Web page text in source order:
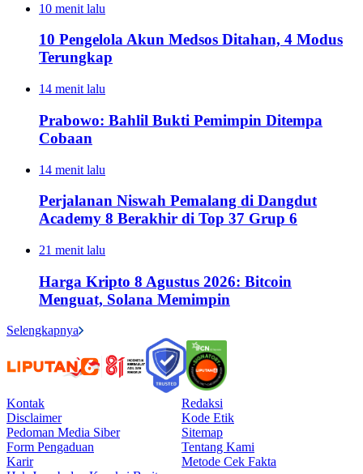
10 menit lalu
10 Pengelola Akun Medsos Ditahan, 4 Modus
Terungkap
14 menit lalu
Prabowo: Bahlil Bukti Pemimpin Ditempa
Cobaan
14 menit lalu
Perjalanan Niswah Pemalang di Dangdut
Academy 8 Berakhir di Top 37 Grup 6
21 menit lalu
Harga Kripto 8 Agustus 2026: Bitcoin
Menguat, Solana Memimpin
Selengkapnya
Kontak
Redaksi
Disclaimer
Kode Etik
Pedoman Media Siber
Sitemap
Form Pengaduan
Tentang Kami
Karir
Metode Cek Fakta